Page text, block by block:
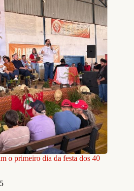
o primeiro dia da festa dos 40